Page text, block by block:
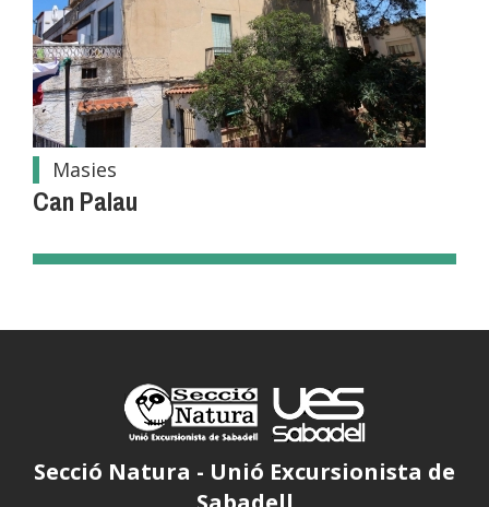
Masies
Can Palau
Secció Natura - Unió Excursionista de